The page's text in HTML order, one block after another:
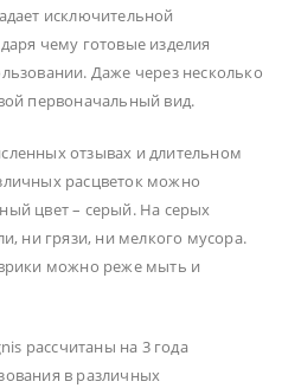
исключительной
чему готовые изделия
Даже через несколько
первоначальный вид.
отзывах и длительном
расцветок можно
цвет – серый. На серых
ни грязи, ни мелкого мусора.
можно реже мыть и
рассчитаны на 3 года
в различных